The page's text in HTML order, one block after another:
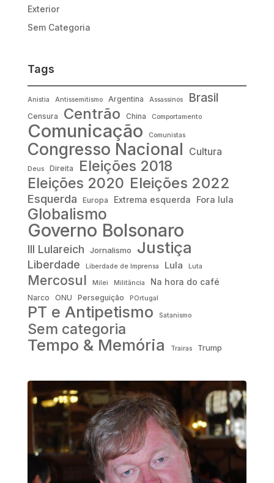
Exterior
Sem Categoria
Tags
Anistia Antissemitismo Argentina Assassinos Brasil
Censura Centrão China Comportamento
Comunicação Comunistas
Congresso Nacional Cultura
Deus Direita Eleições 2018
Eleições 2020 Eleições 2022
Esquerda Europa Extrema esquerda Fora lula
Globalismo
Governo Bolsonaro
III Lulareich Jornalismo Justiça
Liberdade Liberdade de Imprensa Lula Luta
Mercosul Milei Militância Na hora do café
Narco ONU Perseguição POrtugal
PT e Antipetismo Satanismo
Sem categoria
Tempo & Memória Traíras Trump